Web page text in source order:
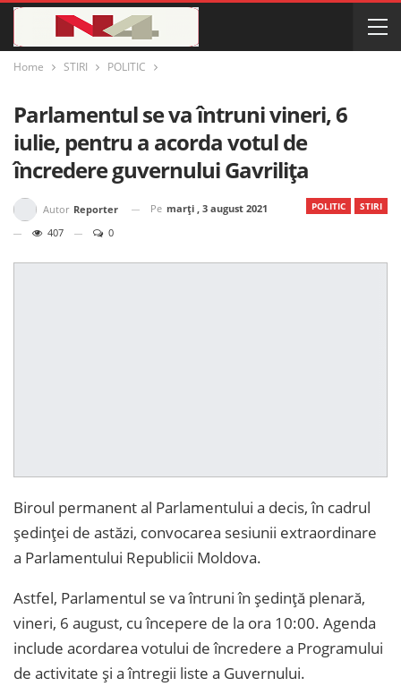
Home STIRI POLITIC
Parlamentul se va întruni vineri, 6
iulie, pentru a acorda votul de
încredere guvernului Gavrilița
POLITIC STIRI
Autor Reporter Pe marți , 3 august 2021
407
0
Biroul permanent al Parlamentului a decis, în cadrul
ședinței de astăzi, convocarea sesiunii extraordinare
a Parlamentului Republicii Moldova.
Astfel, Parlamentul se va întruni în ședință plenară,
vineri, 6 august, cu începere de la ora 10:00. Agenda
include acordarea votului de încredere a Programului
de activitate și a întregii liste a Guvernului.